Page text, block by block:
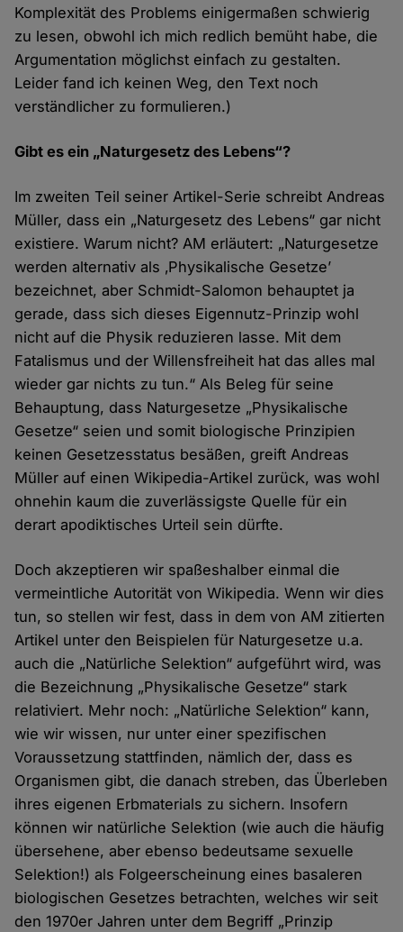
Komplexität des Problems einigermaßen schwierig
zu lesen, obwohl ich mich redlich bemüht habe, die
Argumentation möglichst einfach zu gestalten.
Leider fand ich keinen Weg, den Text noch
verständlicher zu formulieren.)
Gibt es ein „Naturgesetz des Lebens“?
Im zweiten Teil seiner Artikel-Serie schreibt Andreas
Müller, dass ein „Naturgesetz des Lebens“ gar nicht
existiere. Warum nicht? AM erläutert: „Naturgesetze
werden alternativ als ‚Physikalische Gesetze’
bezeichnet, aber Schmidt-Salomon behauptet ja
gerade, dass sich dieses Eigennutz-Prinzip wohl
nicht auf die Physik reduzieren lasse. Mit dem
Fatalismus und der Willensfreiheit hat das alles mal
wieder gar nichts zu tun.“ Als Beleg für seine
Behauptung, dass Naturgesetze „Physikalische
Gesetze“ seien und somit biologische Prinzipien
keinen Gesetzesstatus besäßen, greift Andreas
Müller auf einen Wikipedia-Artikel zurück, was wohl
ohnehin kaum die zuverlässigste Quelle für ein
derart apodiktisches Urteil sein dürfte.
Doch akzeptieren wir spaßeshalber einmal die
vermeintliche Autorität von Wikipedia. Wenn wir dies
tun, so stellen wir fest, dass in dem von AM zitierten
Artikel unter den Beispielen für Naturgesetze u.a.
auch die „Natürliche Selektion“ aufgeführt wird, was
die Bezeichnung „Physikalische Gesetze“ stark
relativiert. Mehr noch: „Natürliche Selektion“ kann,
wie wir wissen, nur unter einer spezifischen
Voraussetzung stattfinden, nämlich der, dass es
Organismen gibt, die danach streben, das Überleben
ihres eigenen Erbmaterials zu sichern. Insofern
können wir natürliche Selektion (wie auch die häufig
übersehene, aber ebenso bedeutsame sexuelle
Selektion!) als Folgeerscheinung eines basaleren
biologischen Gesetzes betrachten, welches wir seit
den 1970er Jahren unter dem Begriff „Prinzip